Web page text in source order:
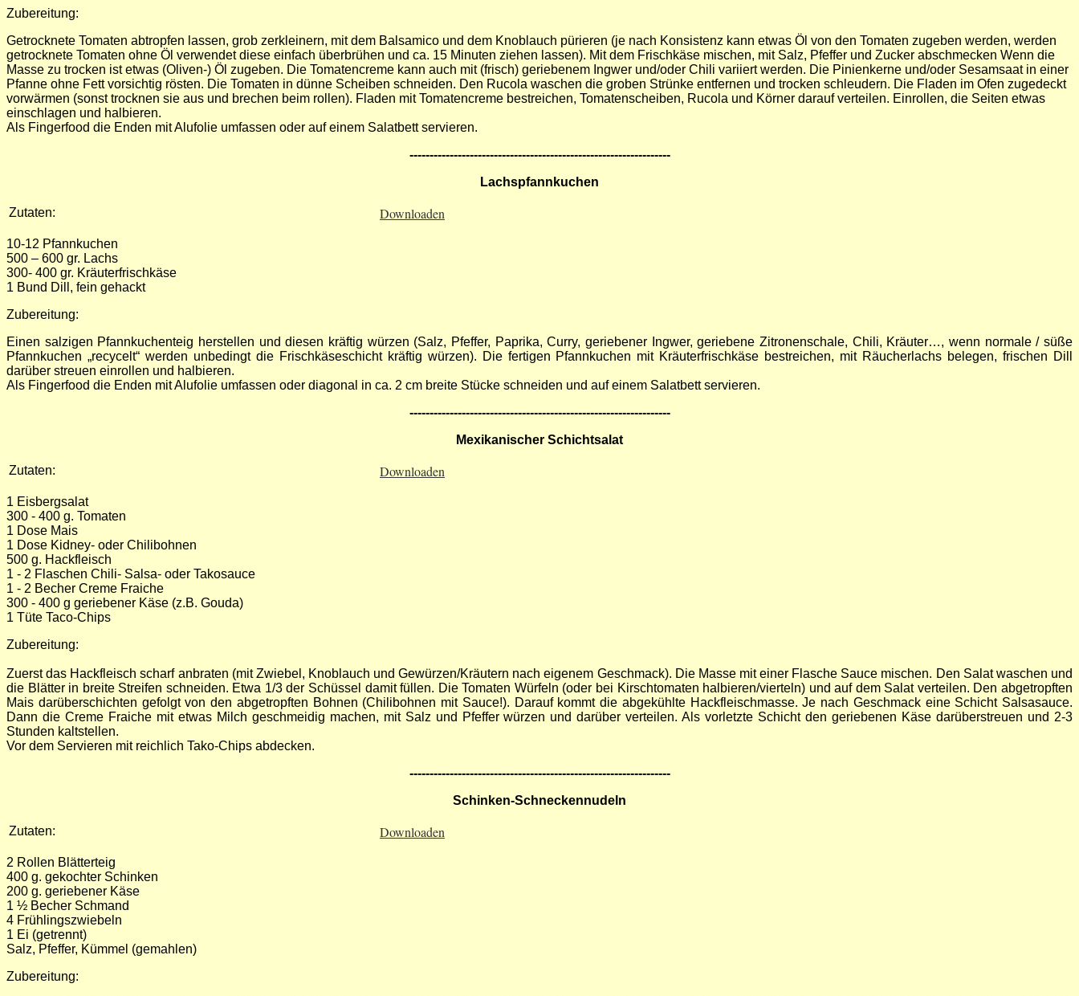
Zubereitung:
Getrocknete Tomaten abtropfen lassen, grob zerkleinern, mit dem Balsamico und dem Knoblauch pürieren (je nach Konsistenz kann etwas Öl von den Tomaten zugeben werden, werden
getrocknete Tomaten ohne Öl verwendet diese einfach überbrühen und ca. 15 Minuten ziehen lassen). Mit dem Frischkäse mischen, mit Salz, Pfeffer und Zucker abschmecken Wenn die
Masse zu trocken ist etwas (Oliven-) Öl zugeben. Die Tomatencreme kann auch mit (frisch) geriebenem Ingwer und/oder Chili variiert werden. Die Pinienkerne und/oder Sesamsaat in einer
Pfanne ohne Fett vorsichtig rösten. Die Tomaten in dünne Scheiben schneiden. Den Rucola waschen die groben Strünke entfernen und trocken schleudern. Die Fladen im Ofen zugedeckt
vorwärmen (sonst trocknen sie aus und brechen beim rollen). Fladen mit Tomatencreme bestreichen, Tomatenscheiben, Rucola und Körner darauf verteilen. Einrollen, die Seiten etwas
einschlagen und halbieren.
Als Fingerfood die Enden mit Alufolie umfassen oder auf einem Salatbett servieren.
-----------------------------------------------------------------
Lachspfannkuchen
Zutaten: Downloaden
10-12 Pfannkuchen
500 – 600 gr. Lachs
300- 400 gr. Kräuterfrischkäse
1 Bund Dill, fein gehackt
Zubereitung:
Einen salzigen Pfannkuchenteig herstellen und diesen kräftig würzen (Salz, Pfeffer, Paprika, Curry, geriebener Ingwer, geriebene Zitronenschale, Chili, Kräuter…, wenn normale / süße
Pfannkuchen „recycelt“ werden unbedingt die Frischkäseschicht kräftig würzen). Die fertigen Pfannkuchen mit Kräuterfrischkäse bestreichen, mit Räucherlachs belegen, frischen Dill
darüber streuen einrollen und halbieren.
Als Fingerfood die Enden mit Alufolie umfassen oder diagonal in ca. 2 cm breite Stücke schneiden und auf einem Salatbett servieren.
-----------------------------------------------------------------
Mexikanischer Schichtsalat
Zutaten: Downloaden
1 Eisbergsalat
300 - 400 g. Tomaten
1 Dose Mais
1 Dose Kidney- oder Chilibohnen
500 g. Hackfleisch
1 - 2 Flaschen Chili- Salsa- oder Takosauce
1 - 2 Becher Creme Fraiche
300 - 400 g geriebener Käse (z.B. Gouda)
1 Tüte Taco-Chips
Zubereitung:
Zuerst das Hackfleisch scharf anbraten (mit Zwiebel, Knoblauch und Gewürzen/Kräutern nach eigenem Geschmack). Die Masse mit einer Flasche Sauce mischen. Den Salat waschen und
die Blätter in breite Streifen schneiden. Etwa 1/3 der Schüssel damit füllen. Die Tomaten Würfeln (oder bei Kirschtomaten halbieren/vierteln) und auf dem Salat verteilen. Den abgetropften
Mais darüberschichten gefolgt von den abgetropften Bohnen (Chilibohnen mit Sauce!). Darauf kommt die abgekühlte Hackfleischmasse. Je nach Geschmack eine Schicht Salsasauce.
Dann die Creme Fraiche mit etwas Milch geschmeidig machen, mit Salz und Pfeffer würzen und darüber verteilen. Als vorletzte Schicht den geriebenen Käse darüberstreuen und 2-3
Stunden kaltstellen.
Vor dem Servieren mit reichlich Tako-Chips abdecken.
-----------------------------------------------------------------
Schinken-Schneckennudeln
Zutaten: Downloaden
2 Rollen Blätterteig
400 g. gekochter Schinken
200 g. geriebener Käse
1 ½ Becher Schmand
4 Frühlingszwiebeln
1 Ei (getrennt)
Salz, Pfeffer, Kümmel (gemahlen)
Zubereitung: